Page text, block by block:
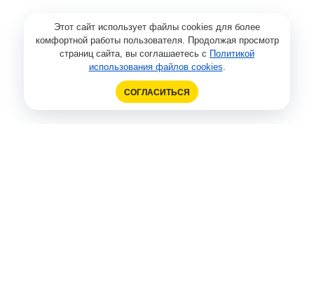
Этот сайт использует файлы cookies для более
комфортной работы пользователя. Продолжая просмотр
страниц сайта, вы соглашаетесь с Политикой
использования файлов cookies.
СОГЛАСИТЬСЯ